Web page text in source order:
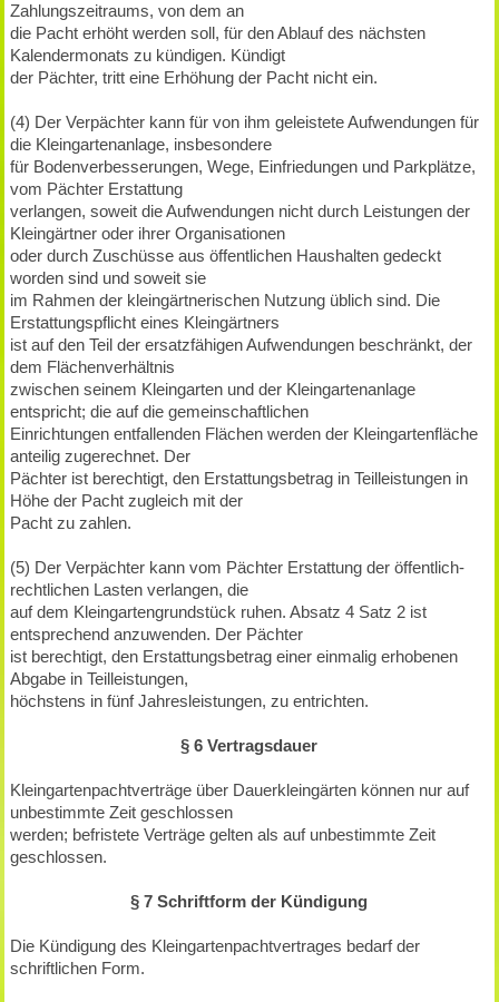
Zahlungszeitraums, von dem an
die Pacht erhöht werden soll, für den Ablauf des nächsten
Kalendermonats zu kündigen. Kündigt
der Pächter, tritt eine Erhöhung der Pacht nicht ein.
(4) Der Verpächter kann für von ihm geleistete Aufwendungen für
die Kleingartenanlage, insbesondere
für Bodenverbesserungen, Wege, Einfriedungen und Parkplätze,
vom Pächter Erstattung
verlangen, soweit die Aufwendungen nicht durch Leistungen der
Kleingärtner oder ihrer Organisationen
oder durch Zuschüsse aus öffentlichen Haushalten gedeckt
worden sind und soweit sie
im Rahmen der kleingärtnerischen Nutzung üblich sind. Die
Erstattungspflicht eines Kleingärtners
ist auf den Teil der ersatzfähigen Aufwendungen beschränkt, der
dem Flächenverhältnis
zwischen seinem Kleingarten und der Kleingartenanlage
entspricht; die auf die gemeinschaftlichen
Einrichtungen entfallenden Flächen werden der Kleingartenfläche
anteilig zugerechnet. Der
Pächter ist berechtigt, den Erstattungsbetrag in Teilleistungen in
Höhe der Pacht zugleich mit der
Pacht zu zahlen.
(5) Der Verpächter kann vom Pächter Erstattung der öffentlich-
rechtlichen Lasten verlangen, die
auf dem Kleingartengrundstück ruhen. Absatz 4 Satz 2 ist
entsprechend anzuwenden. Der Pächter
ist berechtigt, den Erstattungsbetrag einer einmalig erhobenen
Abgabe in Teilleistungen,
höchstens in fünf Jahresleistungen, zu entrichten.
§ 6 Vertragsdauer
Kleingartenpachtverträge über Dauerkleingärten können nur auf
unbestimmte Zeit geschlossen
werden; befristete Verträge gelten als auf unbestimmte Zeit
geschlossen.
§ 7 Schriftform der Kündigung
Die Kündigung des Kleingartenpachtvertrages bedarf der
schriftlichen Form.